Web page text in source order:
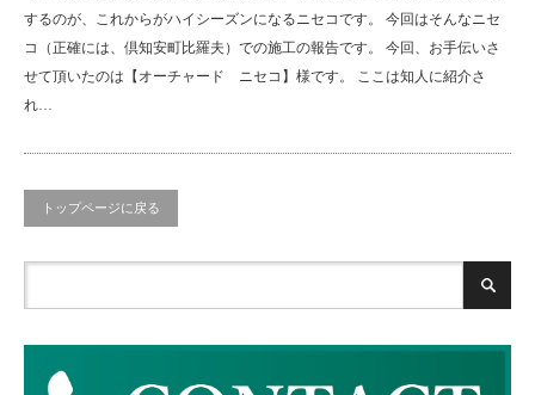
するのが、これからがハイシーズンになるニセコです。 今回はそんなニセ
コ（正確には、倶知安町比羅夫）での施工の報告です。 今回、お手伝いさ
せて頂いたのは【オーチャード ニセコ】様です。 ここは知人に紹介さ
れ…
トップページに戻る